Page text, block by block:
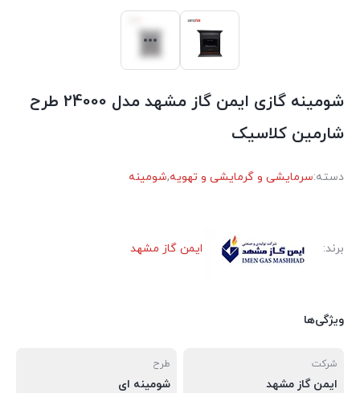
شومینه گازی ایمن گاز مشهد مدل 24000 طرح
شارمین کلاسیک
دسته:سرمایشی و گرمایشی و تهویه,شومینه
برند: ایمن گاز مشهد
ویژگی‌ها
شرکت
ایمن گاز مشهد
طرح
شومینه ای